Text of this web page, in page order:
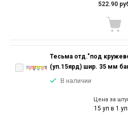
522.90
Тесьма отд."под
(уп.15ярд) шир. 35 мм
В наличии
Цена за
15 уп в 1